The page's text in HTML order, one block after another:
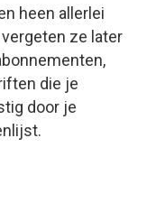
heen allerlei
ze later
die je
door je